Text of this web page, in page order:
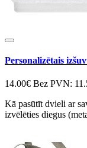
Personalizētais
14.00€ Bez PVN:
Kā pasūtīt dvieli ar
izvēlēties diegus